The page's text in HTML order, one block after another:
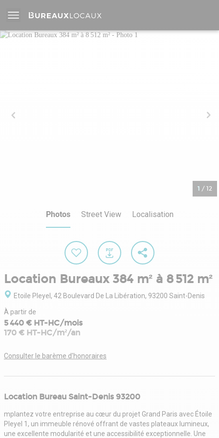
1 / 12
Photos Street View Localisation
Location Bureaux 384 m² à 8 512 m²
Etoile Pleyel, 42 Boulevard De La Libération, 93200 Saint-Denis
À partir de
5 440 € HT-HC/mois
170 € HT-HC/m²/an
Consulter le barème d'honoraires
Location Bureau Saint-Denis 93200
mplantez votre entreprise au cœur du projet Grand Paris avec Étoile
Pleyel 1, un immeuble rénové offrant de vastes plateaux lumineux,
une excellente modularité et une accessibilité exceptionnelle. Une